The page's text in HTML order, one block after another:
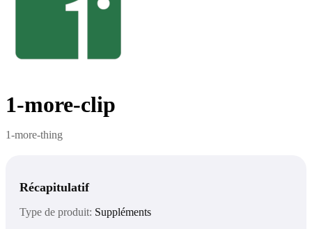
1-more-clip
1-more-thing
Récapitulatif
Type de produit: Suppléments